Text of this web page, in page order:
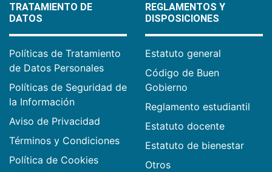
TRATAMIENTO DE
DATOS
Políticas de Tratamiento
de Datos Personales
Políticas de Seguridad de
la Información
Aviso de Privacidad
Términos y Condiciones
Política de Cookies
REGLAMENTOS Y
DISPOSICIONES
Estatuto general
Código de Buen
Gobierno
Reglamento estudiantil
Estatuto docente
Estatuto de bienestar
Otros